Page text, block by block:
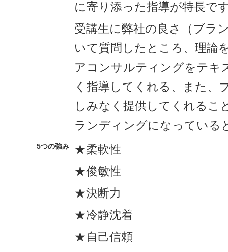
に寄り添った指導が特長で
受講生に弊社の良さ（ブラ
いて質問したところ、理論
アコンサルティングをテキ
く指導してくれる、また、
しみなく提供してくれるこ
ランディングになっている
5つの強み
★柔軟性
★俊敏性
★決断力
★冷静沈着
★自己信頼